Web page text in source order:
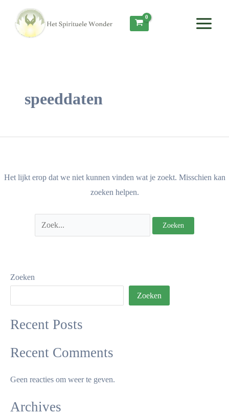
Menu
speeddaten
Het lijkt erop dat we niet kunnen vinden wat je zoekt. Misschien kan
zoeken helpen.
naar:
Zoeken
Zoeken
Recent Posts
Recent Comments
Geen reacties om weer te geven.
Archives